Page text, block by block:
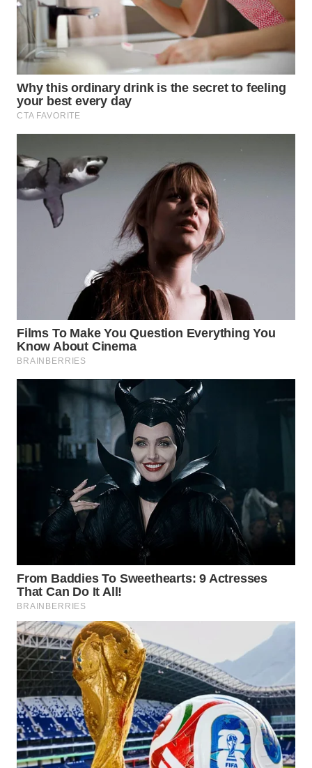
PAKPAK
WN
KARAWANG
WN
BEKASI
WN
BOGOR
WN
WN
SAMOSIR
PADANG
WN
SUMEDANG
WN
CIANJUR
KEPULAUAN
SERIBU
WN
TANGERANG
WN
BINJAI
WN
CIREBON